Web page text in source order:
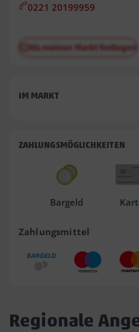
0221 20199959
Als meinen Markt festlegen
IM MARKT
ZAHLUNGSMÖGLICHKEITEN
Bargeld
Zahlungsmittel
Regionale